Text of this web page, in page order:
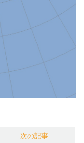
次の記事